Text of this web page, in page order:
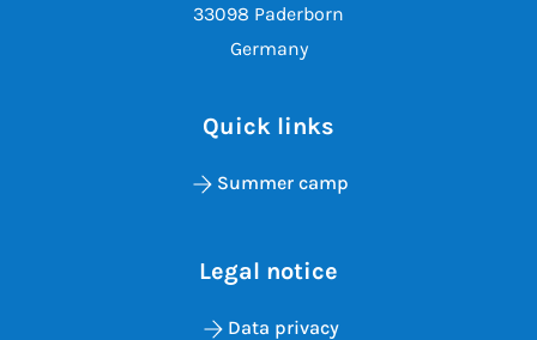
33098 Paderborn
Germany
Quick links
Summer camp
Legal notice
Data privacy